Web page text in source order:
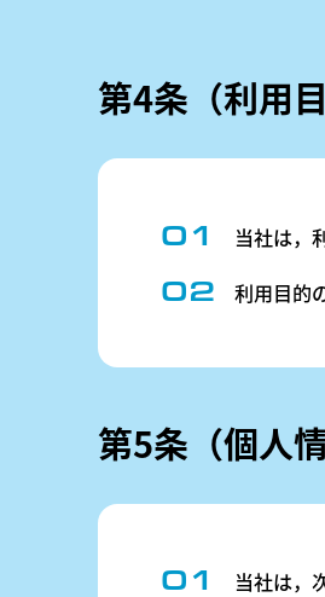
第4条（利用
当社は，
利用目的
第5条（個人
当社は，